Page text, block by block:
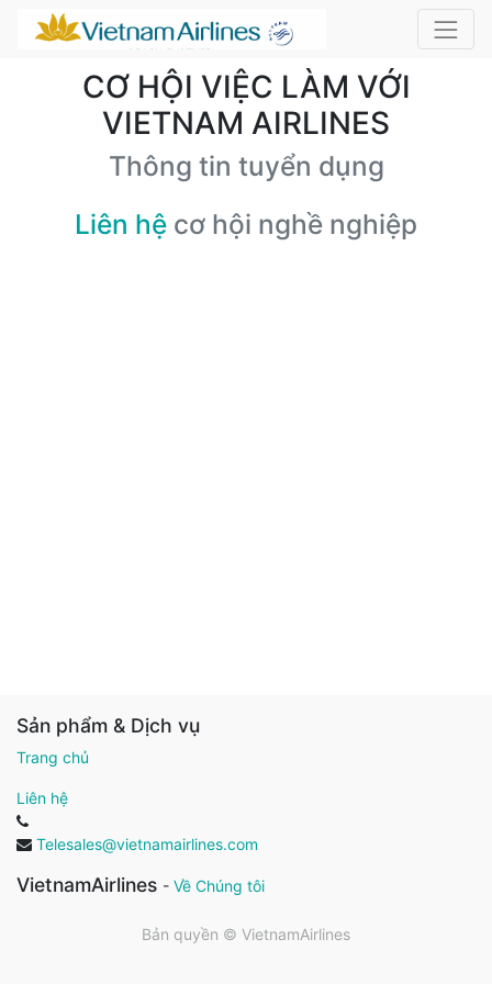
CƠ HỘI VIỆC LÀM VỚI
VIETNAM AIRLINES
Thông tin tuyển dụng
Liên hệ cơ hội nghề nghiệp
Sản phẩm & Dịch vụ
Trang chủ
Liên hệ
Telesales@vietnamairlines.com
VietnamAirlines - Về Chúng tôi
Bản quyền © VietnamAirlines